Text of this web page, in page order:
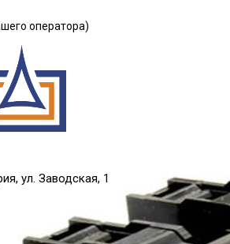
оператора)
ул. Заводская, 1